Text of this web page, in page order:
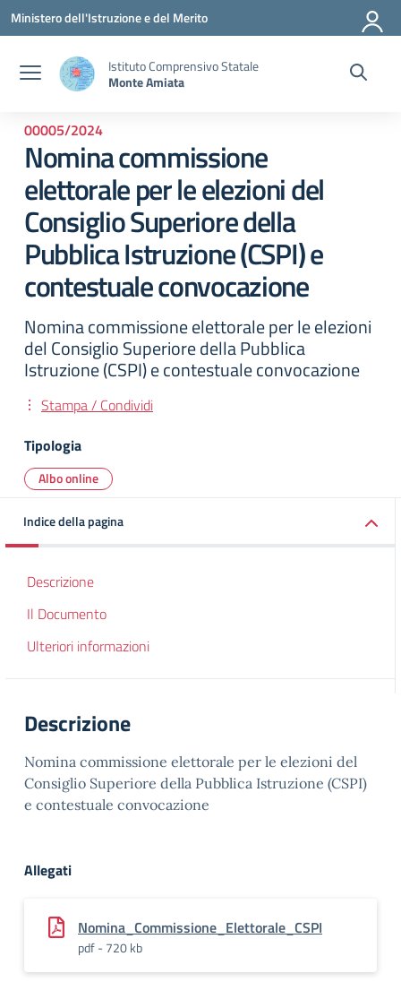
Vai ai contenuti
Vai al menu di navigazione
Vai al footer
Ministero dell'Istruzione e del Merito
Istituto Comprensivo Statale
Monte Amiata
00005/2024
Nomina commissione
elettorale per le elezioni del
Consiglio Superiore della
Pubblica Istruzione (CSPI) e
contestuale convocazione
Nomina commissione elettorale per le elezioni
del Consiglio Superiore della Pubblica
Istruzione (CSPI) e contestuale convocazione
Stampa / Condividi
Tipologia
Albo online
Indice della pagina
Descrizione
Il Documento
Ulteriori informazioni
Descrizione
Nomina commissione elettorale per le elezioni del
Consiglio Superiore della Pubblica Istruzione (CSPI)
e contestuale convocazione
Allegati
Nomina_Commissione_Elettorale_CSPI
pdf - 720 kb